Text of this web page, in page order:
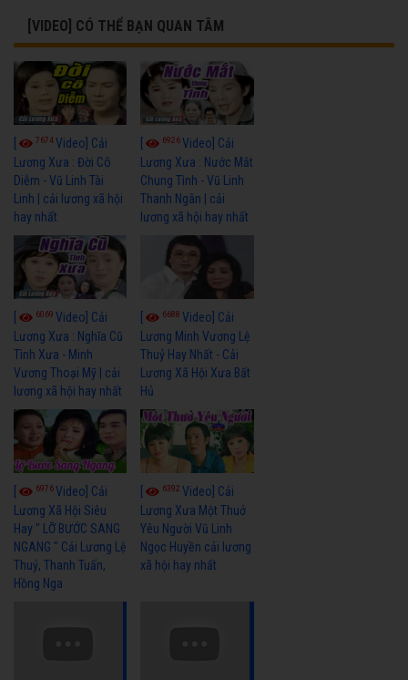
[VIDEO] CÓ THỂ BẠN QUAN TÂM
7674Video] Cải
Lương Xưa : Đời Cô
Diễm - Vũ Linh Tài
Linh | cải lương xã hội
hay nhất
6926Video] Cải
Lương Xưa : Nước Mắt
Chung Tình - Vũ Linh
Thanh Ngân | cải
lương xã hội hay nhất
6069 Video] Cải
Lương Xưa : Nghĩa Cũ
Tình Xưa - Minh
Vương Thoại Mỹ | cải
lương xã hội hay nhất
6688Video] Cải
Lương Minh Vương Lệ
Thuỷ Hay Nhất - Cải
Lương Xã Hội Xưa Bất
Hủ
6976Video] Cải
Lương Xã Hội Siêu
Hay " LỠ BƯỚC SANG
NGANG " Cải Lương Lệ
Thuỷ, Thanh Tuấn,
Hồng Nga
6392Video] Cải
Lương Xưa Một Thuở
Yêu Người Vũ Linh
Ngọc Huyền cải lương
xã hội hay nhất